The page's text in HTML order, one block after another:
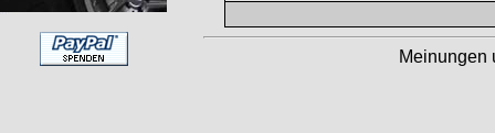
Meinungen